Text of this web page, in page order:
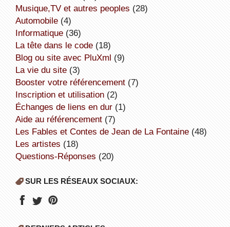
Musique,TV et autres peoples (28)
Automobile(4)
informatique(36)
la tête dans le code(18)
Blog ou site avec PluXml (9)
la vie du site(3)
booster votre référencement(7)
inscription et utilisation(2)
échanges de liens en dur(1)
aide au référencement(7)
Les Fables et Contes de Jean de La Fontaine(48)
Les artistes (18)
Questions-Réponses (20)
SUR LES RÉSEAUX SOCIAUX: